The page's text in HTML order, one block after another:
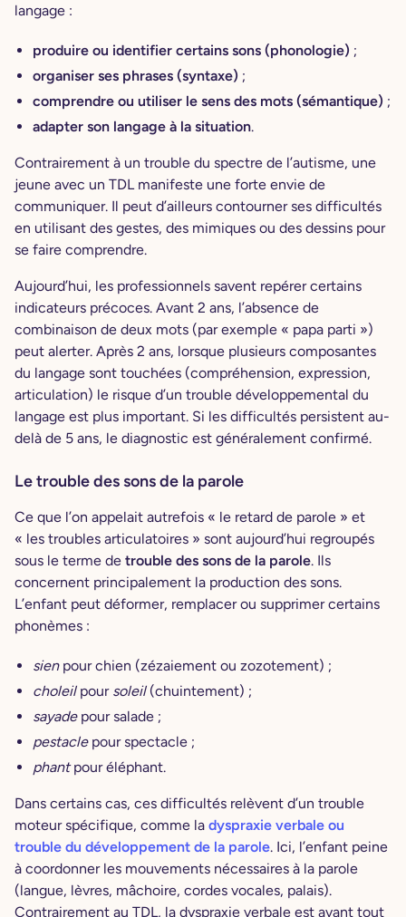
langage :
produire ou identifier certains sons (phonologie) ;
organiser ses phrases (syntaxe) ;
comprendre ou utiliser le sens des mots (sémantique) ;
adapter son langage à la situation.
Contrairement à un trouble du spectre de l’autisme, une
jeune avec un TDL manifeste une forte envie de
communiquer. Il peut d’ailleurs contourner ses difficultés
en utilisant des gestes, des mimiques ou des dessins pour
se faire comprendre.
Aujourd’hui, les professionnels savent repérer certains
indicateurs précoces. Avant 2 ans, l’absence de
combinaison de deux mots (par exemple « papa parti »)
peut alerter. Après 2 ans, lorsque plusieurs composantes
du langage sont touchées (compréhension, expression,
articulation) le risque d’un trouble développemental du
langage est plus important. Si les difficultés persistent au-
delà de 5 ans, le diagnostic est généralement confirmé.
Le trouble des sons de la parole
Ce que l’on appelait autrefois « le retard de parole » et
« les troubles articulatoires » sont aujourd’hui regroupés
sous le terme de trouble des sons de la parole. Ils
concernent principalement la production des sons.
L’enfant peut déformer, remplacer ou supprimer certains
phonèmes :
sienpour chien (zézaiement ou zozotement) ;
choleilpour soleil(chuintement) ;
sayadepour salade ;
pestaclepour spectacle ;
phantpour éléphant.
Dans certains cas, ces difficultés relèvent d’un trouble
moteur spécifique, comme la dyspraxie verbale ou
trouble du développement de la parole. Ici, l’enfant peine
à coordonner les mouvements nécessaires à la parole
(langue, lèvres, mâchoire, cordes vocales, palais).
Contrairement au TDL, la dyspraxie verbale est avant tout